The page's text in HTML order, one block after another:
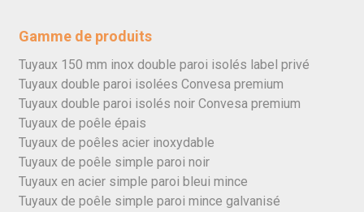
Gamme de produits
Tuyaux 150 mm inox double paroi isolés label privé
Tuyaux double paroi isolées Convesa premium
Tuyaux double paroi isolés noir Convesa premium
Tuyaux de poêle épais
Tuyaux de poêles acier inoxydable
Tuyaux de poêle simple paroi noir
Tuyaux en acier simple paroi bleui mince
Tuyaux de poêle simple paroi mince galvanisé